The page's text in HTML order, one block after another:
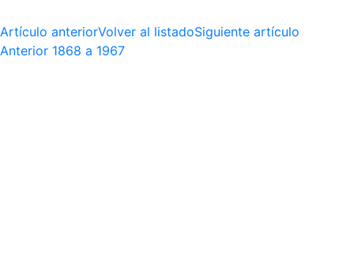
Artículo anteriorVolver al listadoSiguiente artículo
Anterior 1868 a 1967